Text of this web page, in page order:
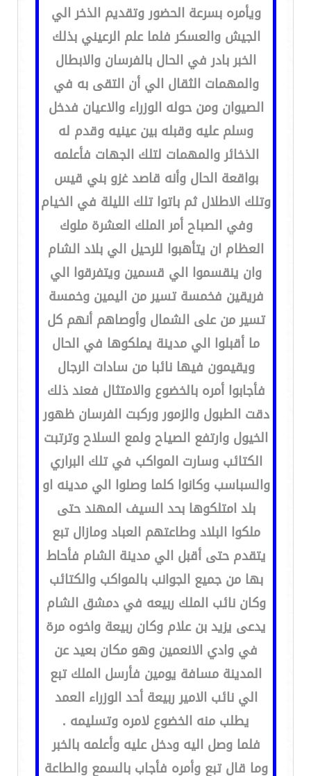
ويأمره بسرعة الحضور وتقديم الذخر الي
الجيش والعسكر فلما علم الرعيني بذلك
الخبر بادر في الحال بالفرسان والابطال
والمهمات الثقال الي أن التقى به في
الصيوان ومن حوله الوزراء والاعيان فدخل
وسلم عليه وقبله بين عينيه وقدم له
الذخائر والمهمات لتلك الجهات فأعلمه
بواقعة الحال وأنه قاصد غزو بني قيس
وتلك الاطلال ثم باتوا تلك الليلة في الخيام
وفي الصباح أمر الملك العشرة ملوك
العظام ان يتأهبوا للرحيل الي بلاد الشام
وان ينقسموا الي قسمين ويتفرقوا الي
فريقين فخمسة تسير من اليمين وخمسة
تسير من على الشمال وأوصاهم أنهم كل
ما أقبلوا الي مدينة يملكوها في الحال
ويقيمون فيها نائبا من سادات الرجال
فأجابوا أمره بالخضوع والامتثال فعند ذلك
دقت الطبول والزمور وركبت الفرسان ظهور
الخيول وارتفع الصياح ولمع السلاح وترتبت
الكتائب وسارت المواكب في تلك البراري
والسباسب وكانوا كلما وصلوا الي مدينه او
بلد امتلكوها بحد السيف المهند حتى
ملكوا البلاد وطاعتهم العباد ومازال تبع
يتقدم حتى أقبل الي مدينة الشام فأحاط
بها من جميع الجوانب بالمواكب والكتائب
وكان نائب الملك ربيعه في دمشق الشام
يدعى يزيد بن علام وكان ربيعة واخوه مرة
في وادي الانعمين وهو مكان بعيد عن
المدينة مسافة يومين فأرسل الملك تبع
الي نائب الامير ربيعة أحد الوزراء العمد
يطلب منه الخضوع لامره وتسليمه .
فلما وصل اليه ودخل عليه وأعلمه بالخبر
وما قال تبع وأمره فأجاب بالسمع والطاعة